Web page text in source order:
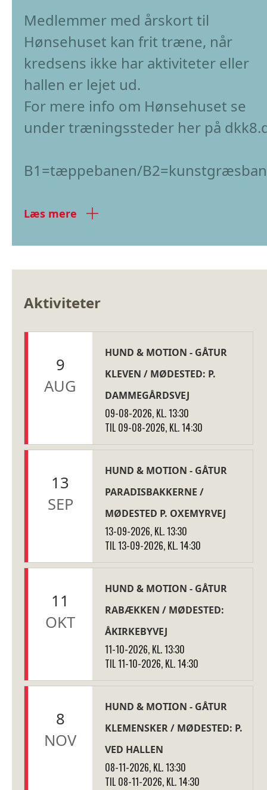
Medlemmer med årskort til
Hønsehuset kan frit træne, når
kredsens ikke har aktiviteter eller
hallen er lejet ud.
For mere info om Hønsehuset se
under træningssteder her på
B1=tæppebanen/
Læs mere
Aktiviteter
9
AUG
HUND & MOTION - GÅTUR
KLEVEN / MØDESTED: P.
DAMMEGÅRDSVEJ
09-08-2026, KL. 13:30
TIL 09-08-2026, KL. 14:30
13
SEP
HUND & MOTION - GÅTUR
PARADISBAKKERNE /
MØDESTED P. OXEMYRVEJ
13-09-2026, KL. 13:30
TIL 13-09-2026, KL. 14:30
11
OKT
HUND & MOTION - GÅTUR
RABÆKKEN / MØDESTED:
ÅKIRKEBYVEJ
11-10-2026, KL. 13:30
TIL 11-10-2026, KL. 14:30
8
NOV
HUND & MOTION - GÅTUR
KLEMENSKER / MØDESTED: P.
VED HALLEN
08-11-2026, KL. 13:30
TIL 08-11-2026, KL. 14:30